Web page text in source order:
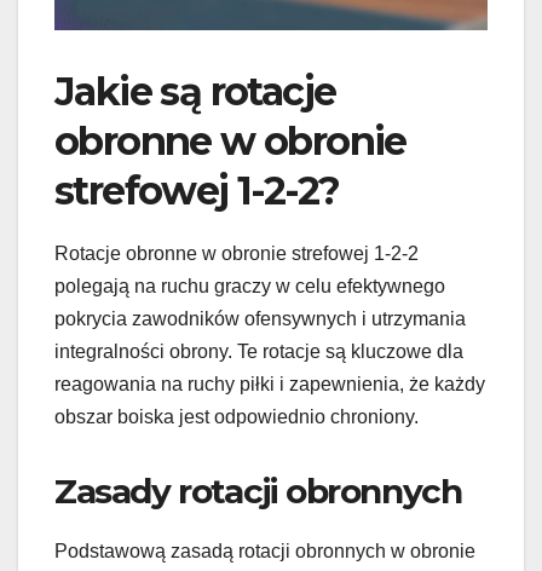
Jakie są rotacje
obronne w obronie
strefowej 1-2-2?
Rotacje obronne w obronie strefowej 1-2-2
polegają na ruchu graczy w celu efektywnego
pokrycia zawodników ofensywnych i utrzymania
integralności obrony. Te rotacje są kluczowe dla
reagowania na ruchy piłki i zapewnienia, że każdy
obszar boiska jest odpowiednio chroniony.
Zasady rotacji obronnych
Podstawową zasadą rotacji obronnych w obronie